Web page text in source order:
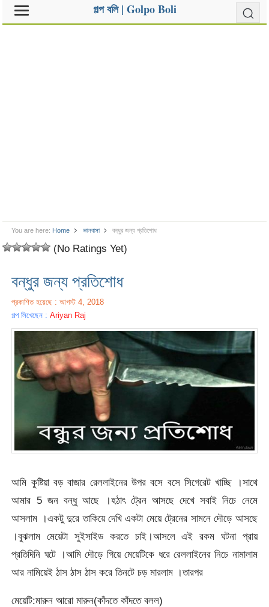
গল্প বলি | Golpo Boli
You are here: Home ভালবাসা বন্ধুর জন্য প্রতিশোধ
(No Ratings Yet)
বন্ধুর জন্য প্রতিশোধ
প্রকাশিত হয়েছে : আগস্ট 4, 2018
গল্প লিখেছেন :Ariyan Raj
আমি কুষ্টিয়া বড় বাজার রেললাইনের উপর বসে বসে সিগেরেট খাচ্ছি ।সাথে
আমার 5 জন বন্ধু আছে ।হঠাৎ ট্রেন আসছে দেখে সবাই নিচে নেমে
আসলাম ।একটু দুরে তাকিয়ে দেখি একটা মেয়ে ট্রেনের সামনে দৌড়ে আসছে
।বুঝলাম মেয়েটা সুইসাইড করতে চাই।আসলে এই রকম ঘটনা প্রায়
প্রতিদিনি ঘটে ।আমি দৌড়ে গিয়ে মেয়েটিকে ধরে রেললাইনের নিচে নামালাম
আর নামিয়েই ঠাস ঠাস ঠাস করে তিনটে চড় মারলাম ।তারপর
মেয়েটি:মারুন আরো মারুন(কাঁদতে কাঁদতে বলল)